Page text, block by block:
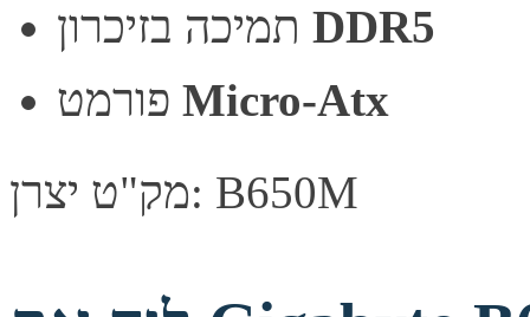
DDR5
Micro-Atx
מק"ט יצרן: B650M